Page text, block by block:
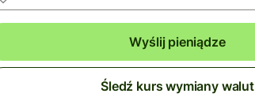
Wyślij pieniądze
Śledź kurs wymiany walut